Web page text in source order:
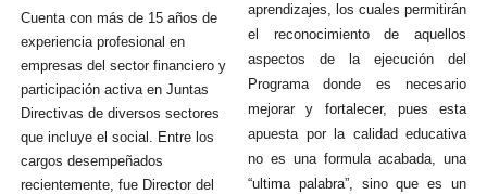
Cuenta con más de 15 años de
experiencia profesional en
empresas del sector financiero y
participación activa en Juntas
Directivas de diversos sectores
que incluye el social. Entre los
cargos desempeñados
recientemente, fue Director del
aprendizajes, los cuales permitirán
el reconocimiento de aquellos
aspectos de la ejecución del
Programa donde es necesario
mejorar y fortalecer, pues esta
apuesta por la calidad educativa
no es una formula acabada, una
“ultima palabra”, sino que es un